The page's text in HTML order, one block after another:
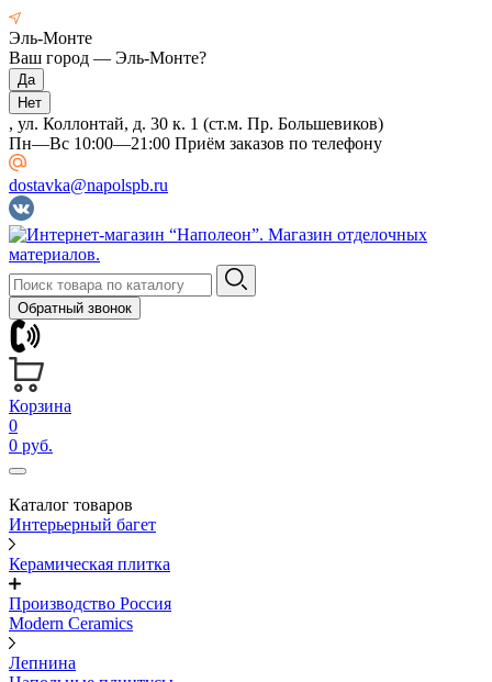
Эль-Монте
Ваш город — Эль-Монте?
, ул. Коллонтай, д. 30 к. 1 (ст.м. Пр. Большевиков)
Пн—Вс 10:00—21:00 Приём заказов по телефону
dostavka@napolspb.ru
Обратный звонок
Корзина
0
0 руб.
Каталог товаров
Интерьерный багет
Керамическая плитка
Производство Россия
Modern Ceramics
Лепнина